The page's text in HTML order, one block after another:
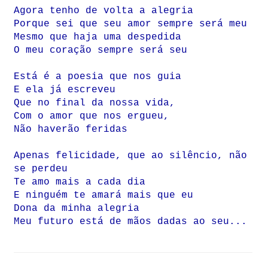
Agora tenho de volta a alegria
Porque sei que seu amor sempre será meu
Mesmo que haja uma despedida
O meu coração sempre será seu
Está é a poesia que nos guia
E ela já escreveu
Que no final da nossa vida,
Com o amor que nos ergueu,
Não haverão feridas
Apenas felicidade, que ao silêncio, não
se perdeu
Te amo mais a cada dia
E ninguém te amará mais que eu
Dona da minha alegria
Meu futuro está de mãos dadas ao seu...